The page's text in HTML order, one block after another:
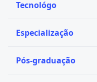
Tecnológo
Especialização
Pós-graduação